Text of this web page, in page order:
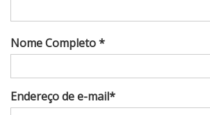
Nome Completo *
Endereço de e-mail*